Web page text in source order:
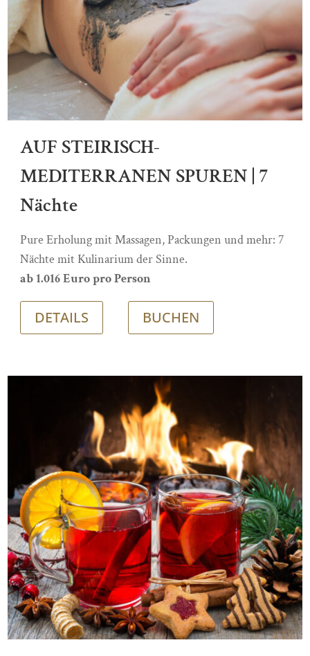
AUF STEIRISCH-
MEDITERRANEN SPUREN | 7
Nächte
Pure Erholung mit Massagen, Packungen und mehr: 7
Nächte mit Kulinarium der Sinne.
ab 1.016 Euro pro Person
DETAILS BUCHEN